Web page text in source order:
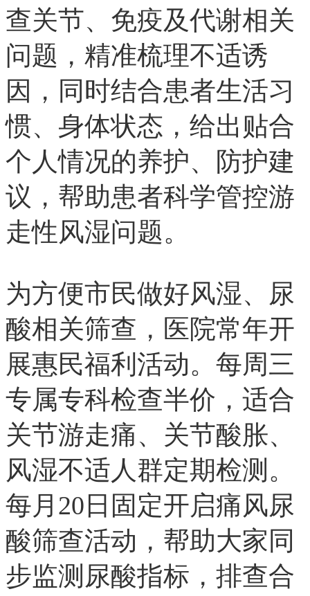
查关节、免疫及代谢相关
问题，精准梳理不适诱
因，同时结合患者生活习
惯、身体状态，给出贴合
个人情况的养护、防护建
议，帮助患者科学管控游
走性风湿问题。
为方便市民做好风湿、尿
酸相关筛查，医院常年开
展惠民福利活动。每周三
专属专科检查半价，适合
关节游走痛、关节酸胀、
风湿不适人群定期检测。
每月20日固定开启痛风尿
酸筛查活动，帮助大家同
步监测尿酸指标，排查合